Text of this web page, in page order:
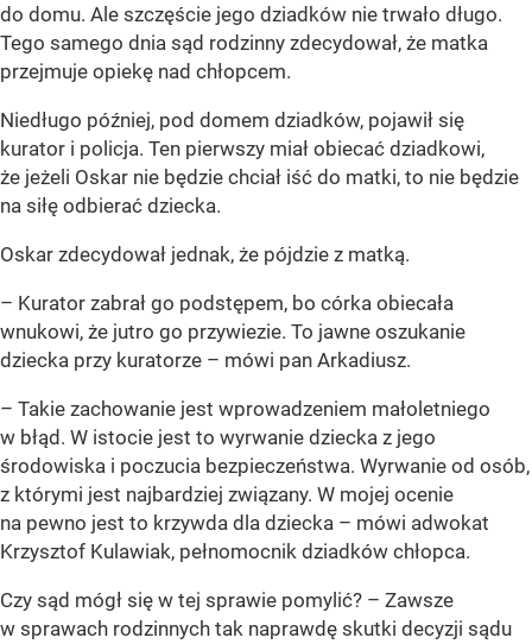
do domu. Ale szczęście jego dziadków nie trwało długo.
Tego samego dnia sąd rodzinny zdecydował, że matka
przejmuje opiekę nad chłopcem.
Niedługo później, pod domem dziadków, pojawił się
kurator i policja. Ten pierwszy miał obiecać dziadkowi,
że jeżeli Oskar nie będzie chciał iść do matki, to nie będzie
na siłę odbierać dziecka.
Oskar zdecydował jednak, że pójdzie z matką.
– Kurator zabrał go podstępem, bo córka obiecała
wnukowi, że jutro go przywiezie. To jawne oszukanie
dziecka przy kuratorze – mówi pan Arkadiusz.
– Takie zachowanie jest wprowadzeniem małoletniego
w błąd. W istocie jest to wyrwanie dziecka z jego
środowiska i poczucia bezpieczeństwa. Wyrwanie od osób,
z którymi jest najbardziej związany. W mojej ocenie
na pewno jest to krzywda dla dziecka – mówi adwokat
Krzysztof Kulawiak, pełnomocnik dziadków chłopca.
Czy sąd mógł się w tej sprawie pomylić? – Zawsze
w sprawach rodzinnych tak naprawdę skutki decyzji sądu